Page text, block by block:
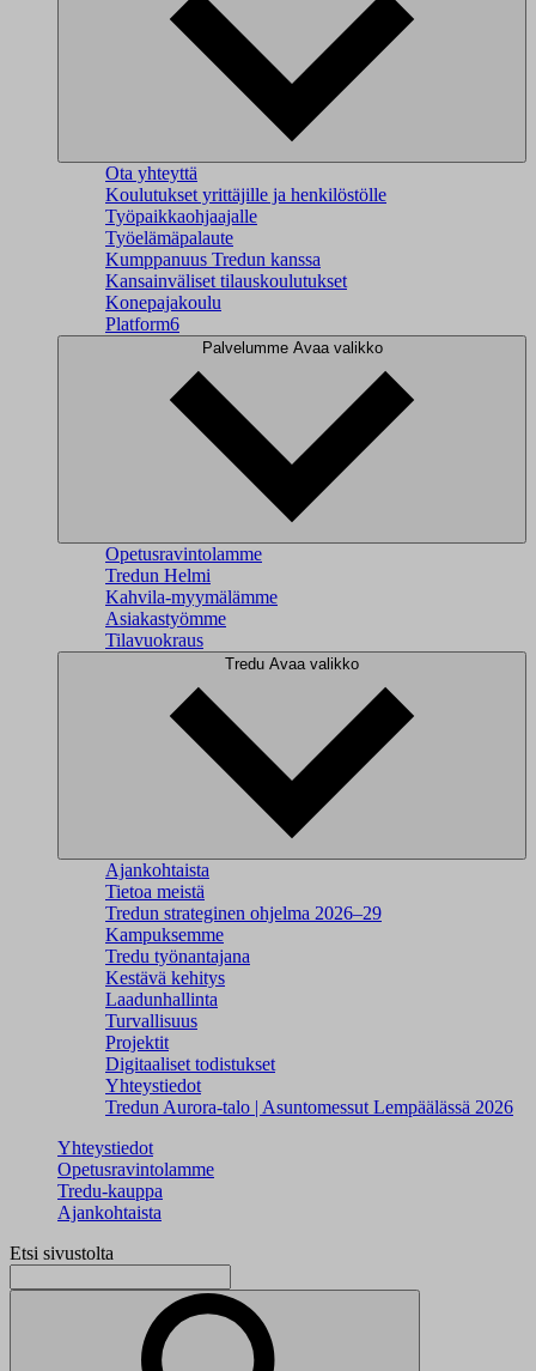
Ota yhteyttä
Koulutukset yrittäjille ja henkilöstölle
Työpaikkaohjaajalle
Työelämäpalaute
Kumppanuus Tredun kanssa
Kansainväliset tilauskoulutukset
Konepajakoulu
Platform6
Palvelumme Avaa valikko
Opetusravintolamme
Tredun Helmi
Kahvila-myymälämme
Asiakastyömme
Tilavuokraus
Tredu Avaa valikko
Ajankohtaista
Tietoa meistä
Tredun strateginen ohjelma 2026–29
Kampuksemme
Tredu työnantajana
Kestävä kehitys
Laadunhallinta
Turvallisuus
Projektit
Digitaaliset todistukset
Yhteystiedot
Tredun Aurora-talo | Asuntomessut Lempäälässä 2026
Yhteystiedot
Opetusravintolamme
Tredu-kauppa
Ajankohtaista
Etsi sivustolta